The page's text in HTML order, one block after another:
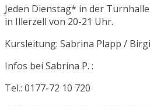
Jeden Dienstag* in der
in Illerzell von 20-21 Uhr.
Kursleitung: Sabrina Plapp /
Infos bei Sabrina P. :
Tel.: 0177-72 10 720